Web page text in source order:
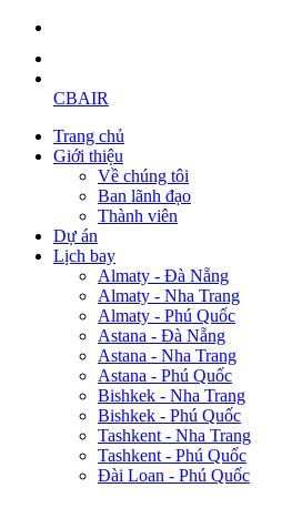
CBAIR
Trang chủ
Giới thiệu
Về chúng tôi
Ban lãnh đạo
Thành viên
Dự án
Lịch bay
Almaty - Đà Nẵng
Almaty - Nha Trang
Almaty - Phú Quốc
Astana - Đà Nẵng
Astana - Nha Trang
Astana - Phú Quốc
Bishkek - Nha Trang
Bishkek - Phú Quốc
Tashkent - Nha Trang
Tashkent - Phú Quốc
Đài Loan - Phú Quốc